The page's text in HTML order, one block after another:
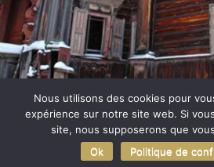
© Rue Pouchkine -
Imaginarium Vichy ⚷-
confidentialité-Mentions
Nous utilisons des cookies pour
expérience sur notre site web. Si
site, nous supposerons que
Ok
Politique de